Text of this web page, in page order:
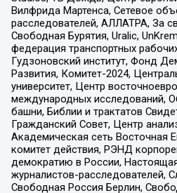
Вилфрида Мартенса, Сетевое
расследователей, АЛЛАТРА, За
Свободная Бурятия, Uralic,
федерация транспортных
Гудзоновский институт, Фонд
Развития, Комитет-2024,
университет, Центр
международных исследований,
башни, Библии и трактатов
Гражданский Совет, Центр
Академическая сеть Восточная
комитет действия, РЭНД
демократию в России,
журналистов-расследователей,
Свободная Россия Берлин,